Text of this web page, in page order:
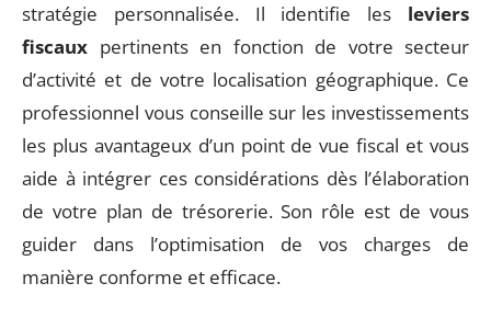
stratégie personnalisée. Il identifie les leviers
fiscaux pertinents en fonction de votre secteur
d’activité et de votre localisation géographique. Ce
professionnel vous conseille sur les investissements
les plus avantageux d’un point de vue fiscal et vous
aide à intégrer ces considérations dès l’élaboration
de votre plan de trésorerie. Son rôle est de vous
guider dans l’optimisation de vos charges de
manière conforme et efficace.